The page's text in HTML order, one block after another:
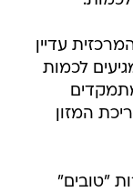
עדיין
לכמות
המזון
"טובים"